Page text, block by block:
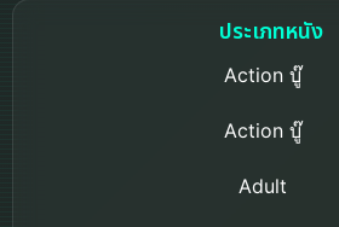
ประเภทหนัง
Action บู๊
Action บู๊
Adult